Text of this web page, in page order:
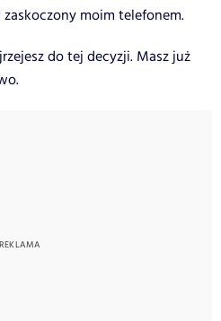
moim telefonem.
do tej decyzji. Masz już